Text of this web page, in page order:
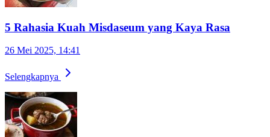
5 Rahasia Kuah Misdaseum yang Kaya Rasa
26 Mei 2025, 14:41
Selengkapnya